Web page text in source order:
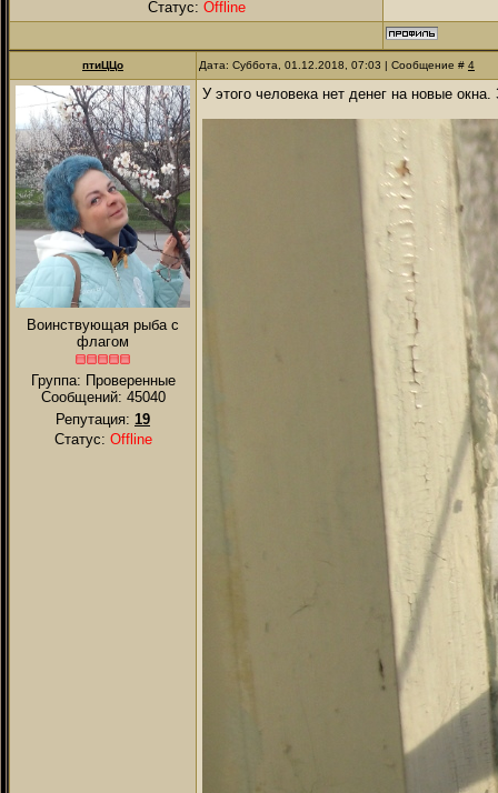
Статус: Offline
птиЦЦо Дата: Суббота, 01.12.2018, 07:03 | Сообщение # 4
Воинствующая рыба с
флагом
Группа: Проверенные
Сообщений: 45040
Репутация: 19
Статус: Offline
У этого человека нет денег на новые